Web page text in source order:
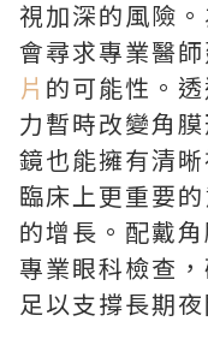
視加深的風險
會尋求專業醫
片 的可能性。
力暫時改變角
鏡也能擁有清
臨床上更重要
的增長。配戴
專業眼科檢查
足以支撐長期夜